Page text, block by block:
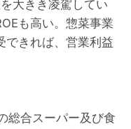
大きき凌駕してい
も高い。惣菜事業
できれば、営業利益
総合スーパー及び食